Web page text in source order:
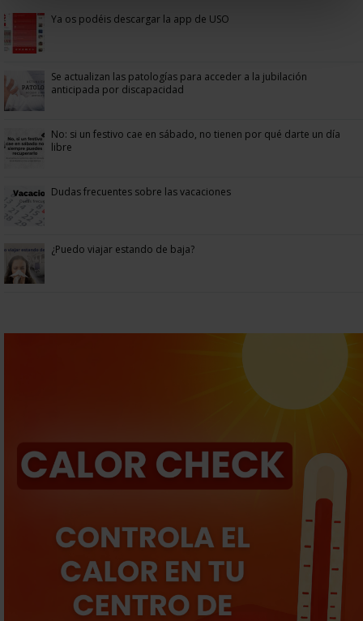
Ya os podéis descargar la app de USO
Se actualizan las patologías para acceder a la jubilación
anticipada por discapacidad
No: si un festivo cae en sábado, no tienen por qué darte un día
libre
Dudas frecuentes sobre las vacaciones
¿Puedo viajar estando de baja?